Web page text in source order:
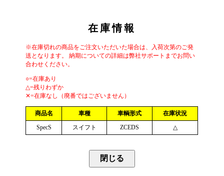
在庫情報
※在庫切れの商品をご注文いただいた場合は、入荷次第のご発
送となります。 納期についての詳細は弊社サポートまでお問い
合わせください。
○=在庫あり
△=残りわずか
✕=在庫なし（廃番ではございません）
商品名 車種 車輌形式
在庫状況
SpecS
スイフト ZCEDS △